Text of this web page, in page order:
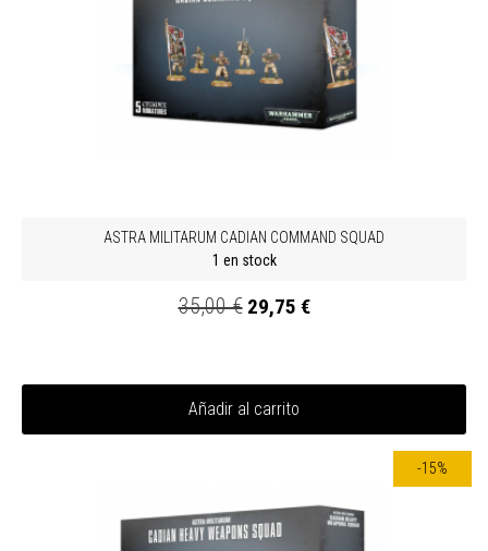
ASTRA MILITARUM CADIAN COMMAND SQUAD
1 en stock
35,00 € 29,75 €
Añadir al carrito
-15%